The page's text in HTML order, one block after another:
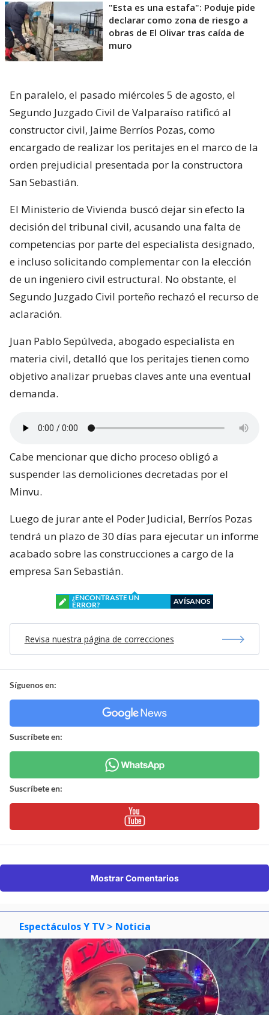
"Esta es una estafa": Poduje pide
declarar como zona de riesgo a
obras de El Olivar tras caída de
muro
En paralelo, el pasado miércoles 5 de agosto, el
Segundo Juzgado Civil de Valparaíso ratificó al
constructor civil, Jaime Berríos Pozas, como
encargado de realizar los peritajes en el marco de la
orden prejudicial presentada por la constructora
San Sebastián.
El Ministerio de Vivienda buscó dejar sin efecto la
decisión del tribunal civil, acusando una falta de
competencias por parte del especialista designado,
e incluso solicitando complementar con la elección
de un ingeniero civil estructural. No obstante, el
Segundo Juzgado Civil porteño rechazó el recurso de
aclaración.
Juan Pablo Sepúlveda, abogado especialista en
materia civil, detalló que los peritajes tienen como
objetivo analizar pruebas claves ante una eventual
demanda.
Cabe mencionar que dicho proceso obligó a
suspender las demoliciones decretadas por el
Minvu.
Luego de jurar ante el Poder Judicial, Berríos Pozas
tendrá un plazo de 30 días para ejecutar un informe
acabado sobre las construcciones a cargo de la
empresa San Sebastián.
¿ENCONTRASTE UN
ERROR?
AVÍSANOS
Revisa nuestra página de correcciones
Síguenos en:
Suscríbete en:
Suscríbete en:
Mostrar Comentarios
Espectáculos Y TV > Noticia